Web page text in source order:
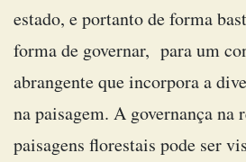
estado, e portanto de forma
forma de governar, para um
abrangente que incorpora a
na paisagem. A governança na
paisagens florestais pode ser